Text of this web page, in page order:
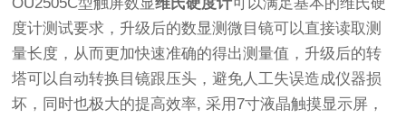
度计测试要求，升级后的数显测微目镜可以直接读取测
量长度，从而更加快速准确的得出测量值，升级后的转
塔可以自动转换目镜跟压头，避免人工失误造成仪器损
坏，同时也极大的提高效率, 采用7寸液晶触摸显示屏，